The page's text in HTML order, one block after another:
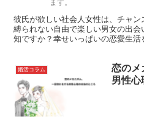
ます。
彼氏が欲しい社会人女性は、チャ
縛られない自由で楽しい男女の出
知ですか？幸せいっぱいの恋愛生活
ご紹介します！
婚活コラム
恋のメ
男性心